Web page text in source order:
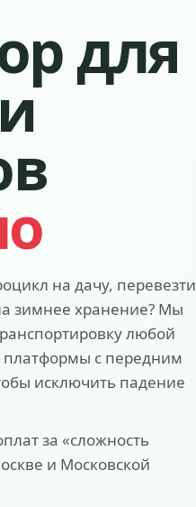
для
на дачу, перевезти
зимнее хранение? Мы
любой
с передним
исключить падение
за «сложность
и Московской